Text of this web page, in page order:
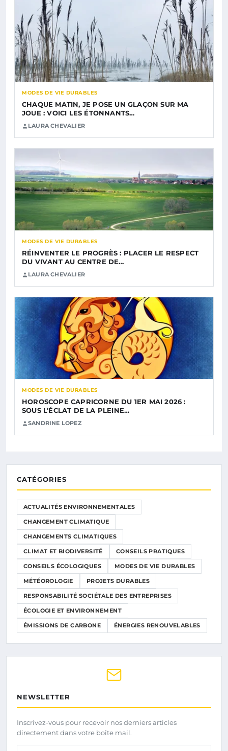
MODES DE VIE DURABLES
CHAQUE MATIN, JE POSE UN GLAÇON SUR MA
JOUE : VOICI LES ÉTONNANTS…
LAURA CHEVALIER
MODES DE VIE DURABLES
RÉINVENTER LE PROGRÈS : PLACER LE RESPECT
DU VIVANT AU CENTRE DE…
LAURA CHEVALIER
MODES DE VIE DURABLES
HOROSCOPE CAPRICORNE DU 1ER MAI 2026 :
SOUS L’ÉCLAT DE LA PLEINE…
SANDRINE LOPEZ
CATÉGORIES
ACTUALITÉS ENVIRONNEMENTALES
CHANGEMENT CLIMATIQUE
CHANGEMENTS CLIMATIQUES
CLIMAT ET BIODIVERSITÉ CONSEILS PRATIQUES
CONSEILS ÉCOLOGIQUES MODES DE VIE DURABLES
MÉTÉOROLOGIE PROJETS DURABLES
RESPONSABILITÉ SOCIÉTALE DES ENTREPRISES
ÉCOLOGIE ET ENVIRONNEMENT
ÉMISSIONS DE CARBONE ÉNERGIES RENOUVELABLES
NEWSLETTER
Inscrivez-vous pour recevoir nos derniers articles
directement dans votre boîte mail.